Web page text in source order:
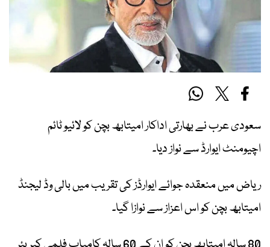
سعودی عرب نے بھارتی اداکار امیتابھ بچن کو لائیو ٹائم
اچیومنٹ ایوارڈ سے نواز دیا۔
ریاض میں منعقدہ جوائے ایوارڈز کی تقریب میں بالی وڈ لیجنڈ
امیتابھ بچن کو اس اعزاز سے نوازا گیا۔